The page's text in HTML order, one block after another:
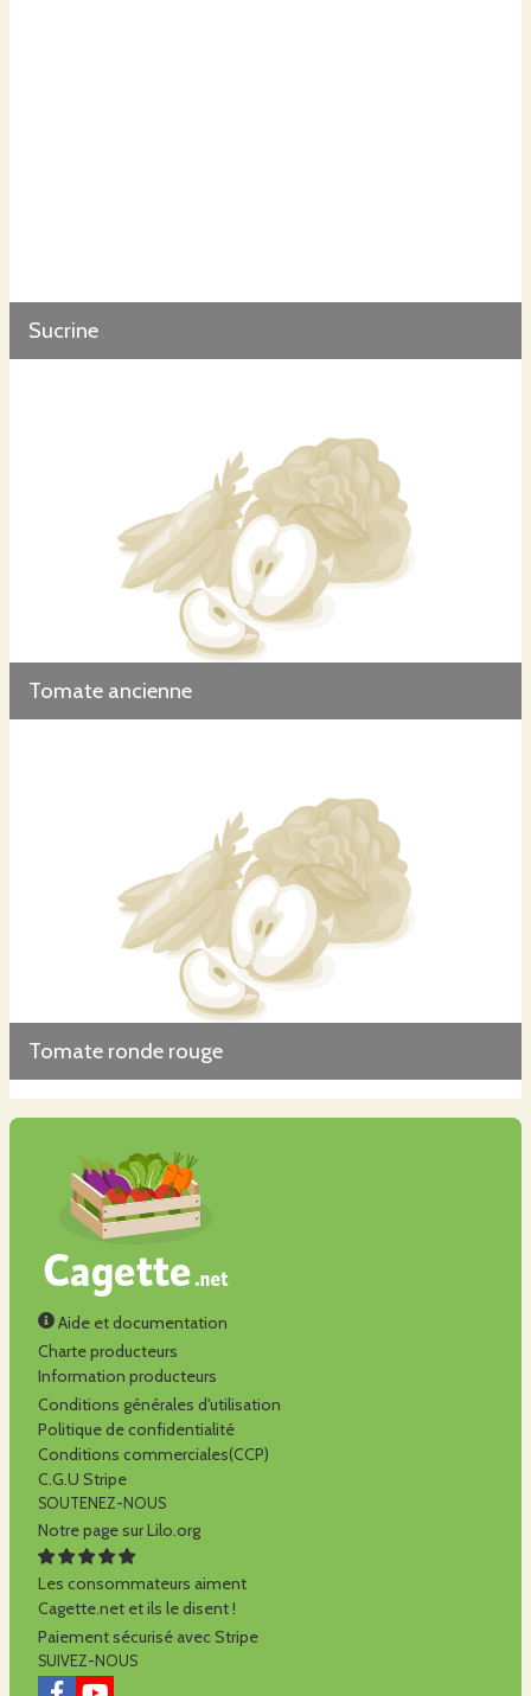
Sucrine
Tomate ancienne
Tomate ronde rouge
Aide et documentation
Charte producteurs
Information producteurs
Conditions générales d'utilisation
Politique de confidentialité
Conditions commerciales(CCP)
C.G.U Stripe
SOUTENEZ-NOUS
Notre page sur Lilo.org
Les consommateurs aiment
Cagette.net et ils le disent !
Paiement sécurisé avec Stripe
SUIVEZ-NOUS